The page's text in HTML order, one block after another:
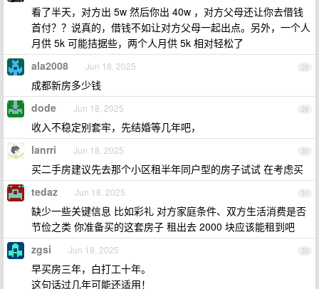
看了半天，对方出 5w 然后你出 40w ，对方父母还让你去借钱
首付？？说真的，借钱不如让对方父母一起出点。另外，一个人
月供 5k 可能拮据些，两个人月供 5k 相对轻松了
28
ala2008 Jun 18, 2025
成都新房多少钱
29
dode Jun 18, 2025
收入不稳定别套牢，先结婚等几年吧，
30
lanrri Jun 18, 2025
买二手房建议先去那个小区租半年同户型的房子试试 在考虑买
31
tedaz Jun 18, 2025
缺少一些关键信息 比如彩礼 对方家庭条件、双方生活消费是否
节俭之类 你准备买的这套房子 租出去 2000 块应该能租到吧
32
zgsi Jun 18, 2025
早买房三年，白打工十年。
这句话过几年可能还适用！